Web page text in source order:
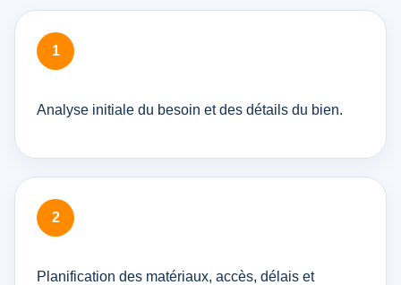
Analyse initiale du besoin et des détails du bien.
Planification des matériaux, accès, délais et